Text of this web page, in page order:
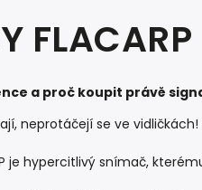
FLACARP
a proč koupit právě
neprotáčejí se ve
je hypercitlivý snímač,